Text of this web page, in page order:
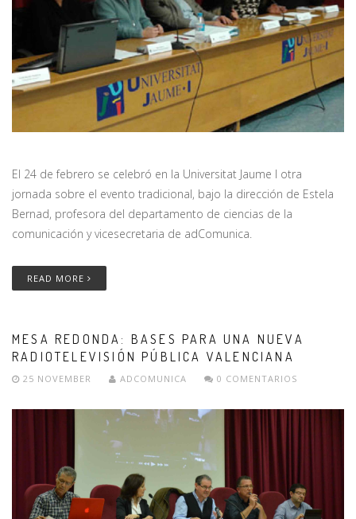
El 24 de febrero se celebró en la Universitat Jaume I otra
jornada sobre el evento tradicional, bajo la dirección de Estela
Bernad, profesora del departamento de ciencias de la
comunicación y vicesecretaria de adComunica.
READ MORE
MESA REDONDA: BASES PARA UNA NUEVA
RADIOTELEVISIÓN PÚBLICA VALENCIANA
25 NOVEMBER ADCOMUNICA 0 COMENTARIOS